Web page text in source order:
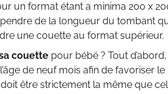
un format étant a minima 200 x
de la longueur du tombant
une couette au format supérieur.
couette pour bébé ? Tout
de neuf mois afin de favoriser
être strictement la même que